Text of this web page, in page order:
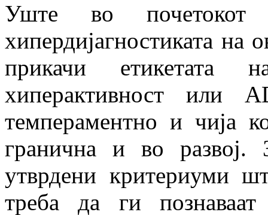
Уште во почетокот
хипердијагностиката
прикачи
хиперактивност или
темпераментно и чија
гранична и во развој.
утврдени критериуми
треба да ги